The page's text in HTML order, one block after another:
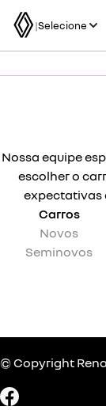
|Selecione
Nossa equipe
escolher o
expectativas
Carros
Novos
Seminovos
© Copyright